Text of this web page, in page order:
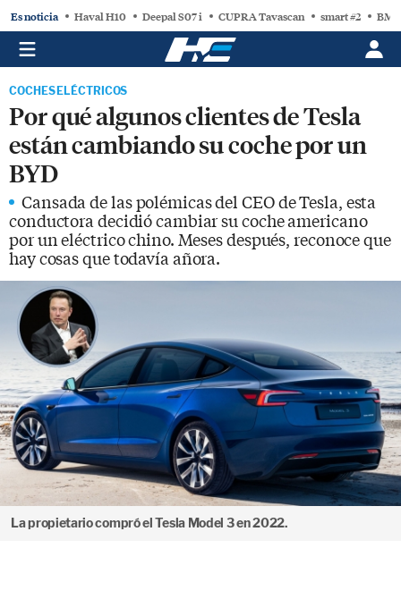
Es noticia Haval H10 Deepal S07 i CUPRA Tavascan smart #2
COCHES ELÉCTRICOS
Por qué algunos clientes de Tesla
están cambiando su coche por un
BYD
Cansada de las polémicas del CEO de Tesla, esta
conductora decidió cambiar su coche americano
por un eléctrico chino. Meses después, reconoce que
hay cosas que todavía añora.
La propietario compró el Tesla Model 3 en 2022.